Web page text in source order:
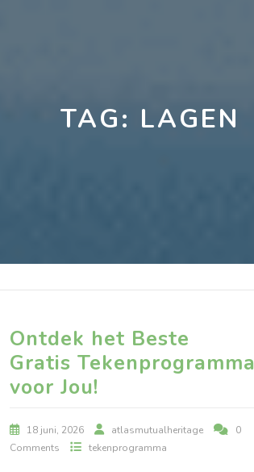
TAG: LAGEN
Ontdek het Beste
Gratis Tekenprogramma
voor Jou!
18 juni, 2026 atlasmutualheritage
0
Comments
tekenprogramma